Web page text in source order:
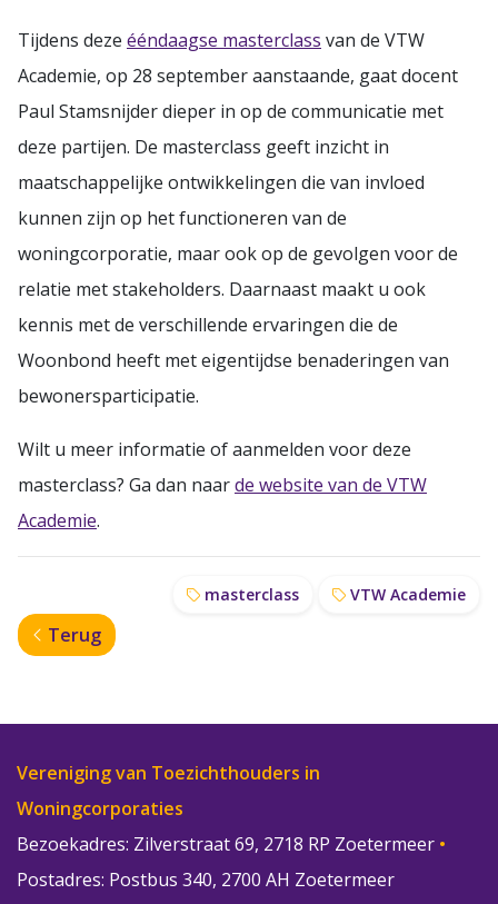
Tijdens deze ééndaagse masterclass van de VTW
Academie, op 28 september aanstaande, gaat docent
Paul Stamsnijder dieper in op de communicatie met
deze partijen. De masterclass geeft inzicht in
maatschappelijke ontwikkelingen die van invloed
kunnen zijn op het functioneren van de
woningcorporatie, maar ook op de gevolgen voor de
relatie met stakeholders. Daarnaast maakt u ook
kennis met de verschillende ervaringen die de
Woonbond heeft met eigentijdse benaderingen van
bewonersparticipatie.
Wilt u meer informatie of aanmelden voor deze
masterclass? Ga dan naarde website van de VTW
Academie.
masterclass VTW Academie
Terug
Vereniging van Toezichthouders in
Woningcorporaties
Bezoekadres: Zilverstraat 69, 2718 RP Zoetermeer •
Postadres: Postbus 340, 2700 AH Zoetermeer